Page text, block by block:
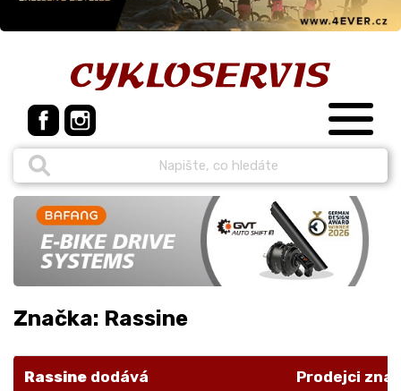
Značka: Rassine
Rassine dodává Prodejci